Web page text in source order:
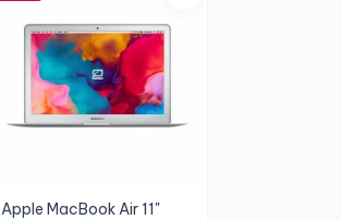
Apple MacBook Air 11"